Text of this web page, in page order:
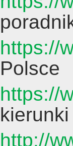
https://
Polsce
https://
http://